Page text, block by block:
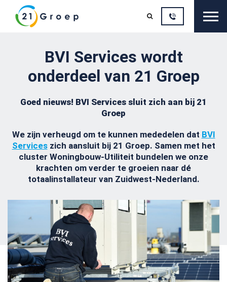
 Sluit
BVI Services wordt
onderdeel van 21 Groep
Goed nieuws! BVI Services sluit zich aan bij 21
Groep
We zijn verheugd om te kunnen mededelen dat BVI
Serviceszich aansluit bij 21 Groep. Samen met het
cluster Woningbouw-Utiliteit bundelen we onze
krachten om verder te groeien naar dé
totaalinstallateur van Zuidwest-Nederland.